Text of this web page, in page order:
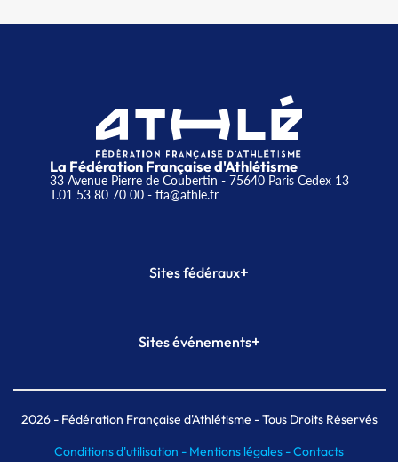
La Fédération Française d'Athlétisme
33 Avenue Pierre de Coubertin - 75640 Paris Cedex 13
T.01 53 80 70 00- ffa@athle.fr
Sites fédéraux+
Plateforme Formation
Sites événements+
Meeting de Paris indoor
MAIF Ekiden de Paris
2026- Fédération Française d'Athlétisme - Tous Droits Réservés
Conditions d'utilisation - Mentions légales -Contacts